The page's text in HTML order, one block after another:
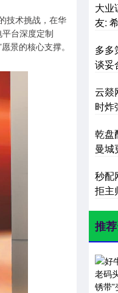
技术挑战，在华
台深度定制
景的核心支撑。
大业
友:
多多
谈妥
云燚
时炸
乾盘
曼城
秒配
拒主
推